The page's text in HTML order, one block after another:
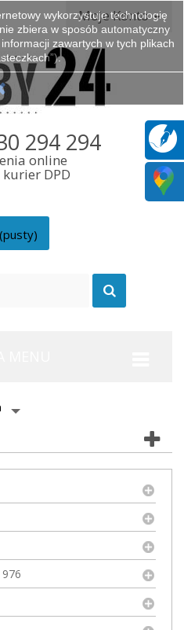
Moje Konto
(pusty)
294 294
online
DPD
wykorzystuje technologię
zbiera w sposób automatyczny
zawartych w tych plikach